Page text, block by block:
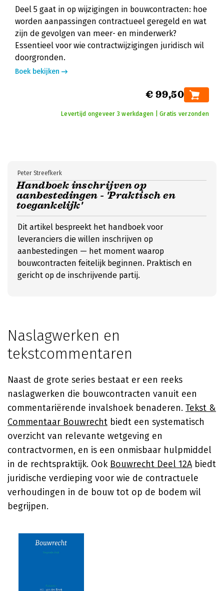
Deel 5 gaat in op wijzigingen in bouwcontracten: hoe
worden aanpassingen contractueel geregeld en wat
zijn de gevolgen van meer- en minderwerk?
Essentieel voor wie contractwijzigingen juridisch wil
doorgronden.
Boek bekijken
€ 99,50
Levertijd ongeveer 3 werkdagen | Gratis verzonden
Handboek inschrijven op
aanbestedingen - 'Praktisch en
toegankelijk'
Peter Streefkerk
Dit artikel bespreekt het handboek voor
leveranciers die willen inschrijven op
aanbestedingen — het moment waarop
bouwcontracten feitelijk beginnen. Praktisch en
gericht op de inschrijvende partij.
Naslagwerken en
tekstcommentaren
Naast de grote series bestaat er een reeks
naslagwerken die bouwcontracten vanuit een
commentariërende invalshoek benaderen. Tekst &
Commentaar Bouwrecht biedt een systematisch
overzicht van relevante wetgeving en
contractvormen, en is een onmisbaar hulpmiddel
in de rechtspraktijk. Ook Bouwrecht Deel 12A biedt
juridische verdieping voor wie de contractuele
verhoudingen in de bouw tot op de bodem wil
begrijpen.